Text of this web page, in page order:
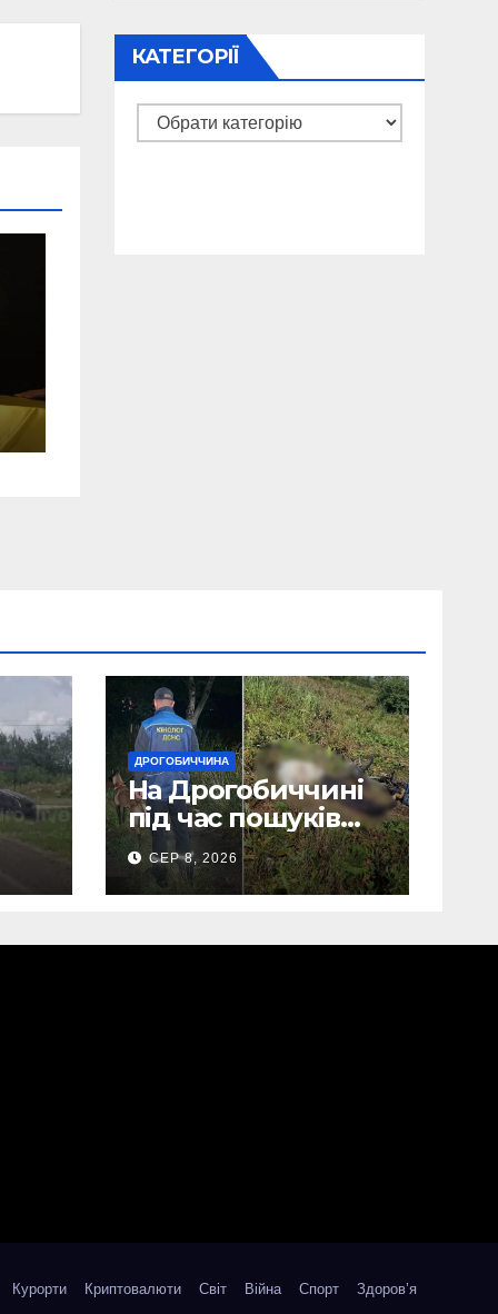
КАТЕГОРІЇ
Категорії
ДРОГОБИЧЧИНА
На Дрогобиччині
під час пошуків
виявили тіло
зниклого чоловіка
(Фото)
СЕР 8, 2026
Курорти Криптовалюти Світ Війна Спорт Здоров’я